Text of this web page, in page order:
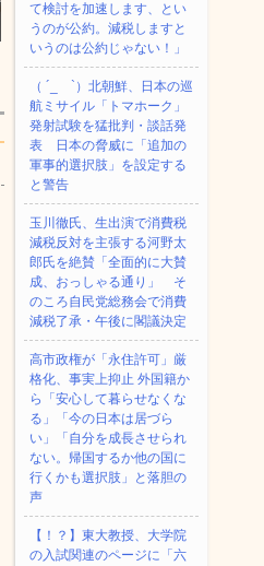
て検討を加速します、とい
うのが公約。減税しますと
いうのは公約じゃない！」
（ ´_ゝ`）北朝鮮、日本の巡
航ミサイル「‌トマホーク」
発射試験を猛批判・談話発
表 日本の脅威に「追加の
軍事的選択肢」を設定する
と警告
玉川徹氏、生出演で消費税
減税反対を主張する河野太
郎氏を絶賛「全面的に大賛
成、おっしゃる通り」 そ
のころ自民党総務会で消費
減税了承・午後に閣議決定
高市政権が「永住許可」厳
格化、事実上抑止 外国籍か
ら「安心して暮らせなくな
る」「今の日本は居づら
い」「自分を成長させられ
ない。帰国するか他の国に
行くかも選択肢」と落胆の
声
【！？】東大教授、大学院
の入試関連のページに「六